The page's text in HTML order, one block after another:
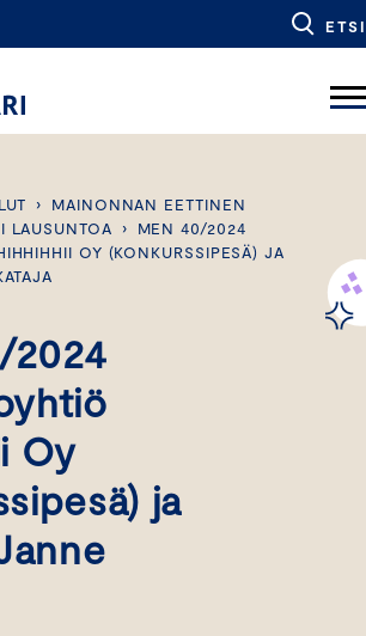
ETSI
›
MAINONNAN EETTINEN
LAUSUNTOA ›
MEN 40/2024
OY (KONKURSSIPESÄ) JA
2024
Oy
ja